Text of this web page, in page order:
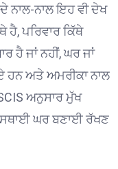
ਨਾਲ-ਨਾਲ ਇਹ ਵੀ ਦੇਖ
ਪਰਿਵਾਰ ਕਿੱਥੇ
ਹੈ ਜਾਂ ਨਹੀਂ, ਘਰ ਜਾਂ
ਹਨ ਅਤੇ ਅਮਰੀਕਾ ਨਾਲ
ਅਨੁਸਾਰ ਮੁੱਖ
ਸਥਾਈ ਘਰ ਬਣਾਈ ਰੱਖਣ